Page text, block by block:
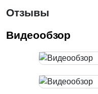
Отзывы
Видеообзор